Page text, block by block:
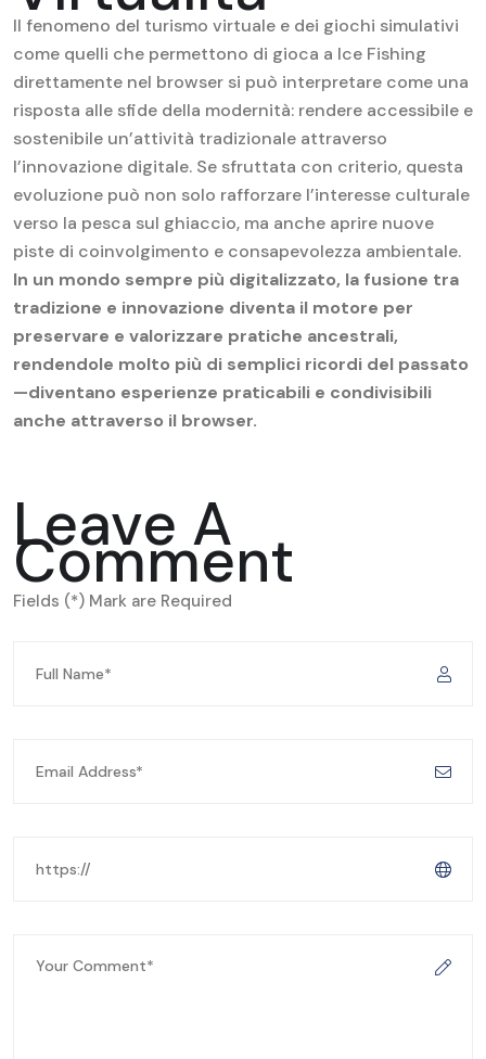
Il fenomeno del turismo virtuale e dei giochi simulativi
come quelli che permettono di gioca a Ice Fishing
direttamente nel browser si può interpretare come una
risposta alle sfide della modernità: rendere accessibile e
sostenibile un’attività tradizionale attraverso
l’innovazione digitale. Se sfruttata con criterio, questa
evoluzione può non solo rafforzare l’interesse culturale
verso la pesca sul ghiaccio, ma anche aprire nuove
piste di coinvolgimento e consapevolezza ambientale.
In un mondo sempre più digitalizzato, la fusione tra
tradizione e innovazione diventa il motore per
preservare e valorizzare pratiche ancestrali,
rendendole molto più di semplici ricordi del passato
—diventano esperienze praticabili e condivisibili
anche attraverso il browser.
Leave A
Comment
Fields (*) Mark are Required